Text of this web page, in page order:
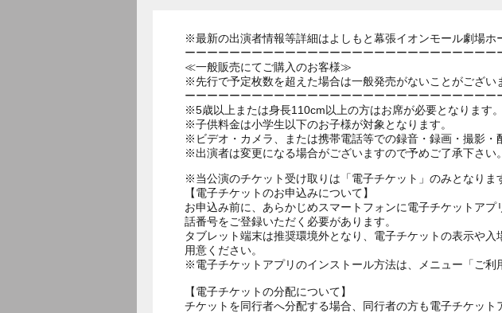
※最新の出演者情報等詳細はよしもと幕張イオンモール劇場ホ
ーーーーーーーーーーーーーーーーーーーーーーーーーーーー
≪一般販売にてご購入のお客様≫
※先行で予定枚数を超えた場合は一般発売がないことがござい
ーーーーーーーーーーーーーーーーーーーーーーーーーーーー
※5歳以上または身長110cm以上の方はお席が必要となります
※子供料金は小学生以下のお子様が対象となります。
※ビデオ・カメラ、または携帯電話等での録音・録画・撮影・
※出演者は変更になる場合がございますので予めご了承下さい
※当公演のチケット受け取りは「電子チケット」のみとなりま
【電子チケットのお申込みについて】
お申込み前に、あらかじめスマートフォンに電子チケットア
話番号をご登録いただく必要があります。
タブレット端末は推奨環境外となり、電子チケットの表示や
用意ください。
※電子チケットアプリのインストール方法は、メニュー「ご利
【電子チケットの分配について】
チケットを同行者へ分配する場合、同行者の方も電子チケット